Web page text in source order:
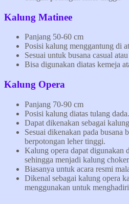
Kalung Matinee
Panjang 50-60 cm
Posisi kalung menggantung di
Sesuai untuk busana casual
Bisa digunakan diatas kemeja
Kalung Opera
Panjang 70-90 cm
Posisi kalung diatas tulang dada.
Dapat dikenakan sebagai
Sesuai dikenakan pada busana
berpotongan leher tinggi.
Kalung opera dapat digunakan
sehingga menjadi kalung
Biasanya untuk acara resmi
Dikenal sebagai kalung opera
menggunakan untuk